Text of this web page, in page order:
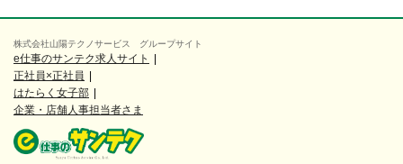
株式会社山陽テクノサービス グループサイト
e仕事のサンテク求人サイト
正社員×正社員
はたらく女子部
企業・店舗人事担当者さま